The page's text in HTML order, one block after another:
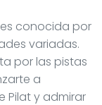
conocida por
variadas.
por las pistas
a
Pilat y admirar